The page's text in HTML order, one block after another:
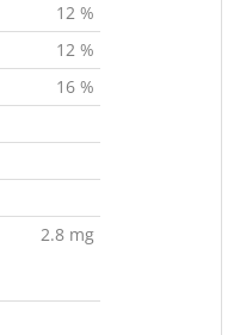
12 %
12 %
16 %
2.8 mg